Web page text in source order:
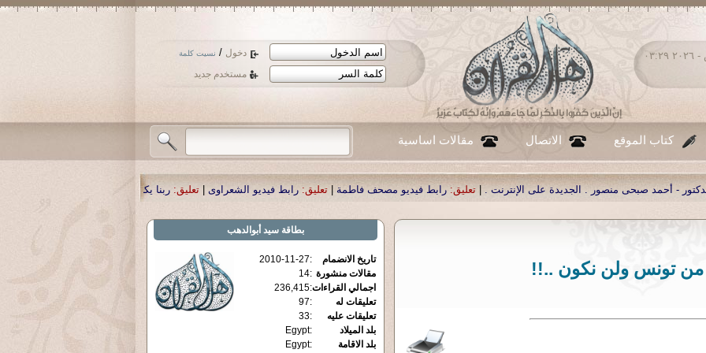
دخول / نسيت كلمة
مستخدم جديد
السبت ٠٨ - أغسطس - ٢٠٢٦ ٠٣:٢٩
كتاب الموقع الاتصال مقالات اساسية
على الإنترنت .|تعليق: رابط فيديو مصحف فاطمة| تعليق: رابط فيديو الشعراوى تعليق: ربنا يكرمه بالشفاء العاجل و يبعد عنه الضر انه أرحم الراحمين .
من تونس ولن نكون ..!!
بطاقة سيد أبوالدهب
تاريخ الانضمام :
2010-11-27
مقالات منشورة :
14
اجمالي القراءات:
236,415
تعليقات له
:
97
تعليقات عليه
:
33
بلد الميلاد
:
Egypt
بلد الاقامة
:
Egypt